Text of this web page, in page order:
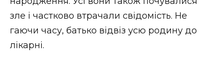
зле і частково втрачали свідомість. Не
гаючи часу, батько відвіз усю родину до
лікарні.